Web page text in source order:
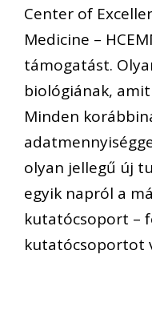
Center of
Medicine –
támogatást.
biológiának,
Minden
olyan jellegű új
egyik napról a
kutatócsoport –
kutatócsoportot